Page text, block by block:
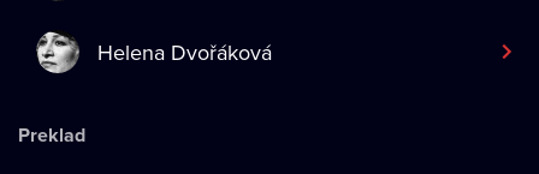
Helena Dvořáková
Preklad